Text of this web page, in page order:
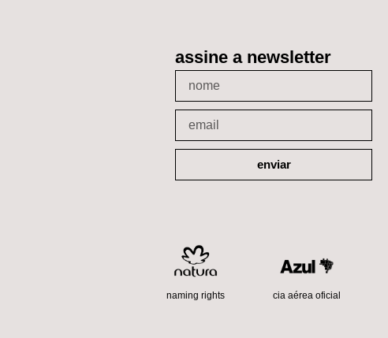
assine a newsletter
enviar
naming rights cia aérea oficial